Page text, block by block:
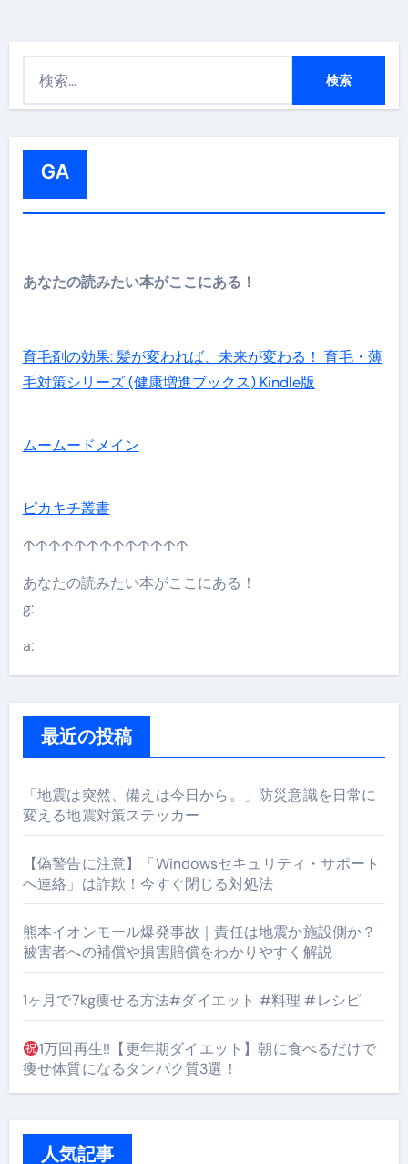
GA
あなたの読みたい本がここにある！
育毛剤の効果: 髪が変われば、未来が変わる！ 育毛・薄
毛対策シリーズ (健康増進ブックス) Kindle版
ムームードメイン
ピカキチ叢書
↑↑↑↑↑↑↑↑↑↑↑↑↑
あなたの読みたい本がここにある！
g:
a:
最近の投稿
「地震は突然、備えは今日から。」防災意識を日常に
変える地震対策ステッカー
【偽警告に注意】「Windowsセキュリティ・サポート
へ連絡」は詐欺！今すぐ閉じる対処法
熊本イオンモール爆発事故｜責任は地震か施設側か？
被害者への補償や損害賠償をわかりやすく解説
1ヶ月で7kg痩せる方法#ダイエット #料理 #レシピ
1万回再生!!【更年期ダイエット】朝に食べるだけで
痩せ体質になるタンパク質3選！
人気記事